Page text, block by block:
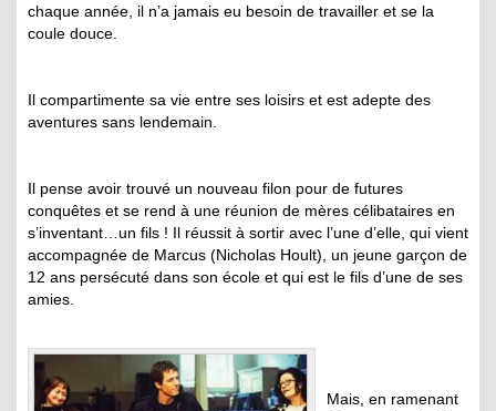
chaque année, il n’a jamais eu besoin de travailler et se la
coule douce.
Il compartimente sa vie entre ses loisirs et est adepte des
aventures sans lendemain.
Il pense avoir trouvé un nouveau filon pour de futures
conquêtes et se rend à une réunion de mères célibataires en
s’inventant…un fils ! Il réussit à sortir avec l’une d’elle, qui vient
accompagnée de Marcus (Nicholas Hoult), un jeune garçon de
12 ans persécuté dans son école et qui est le fils d’une de ses
amies.
Mais, en ramenant